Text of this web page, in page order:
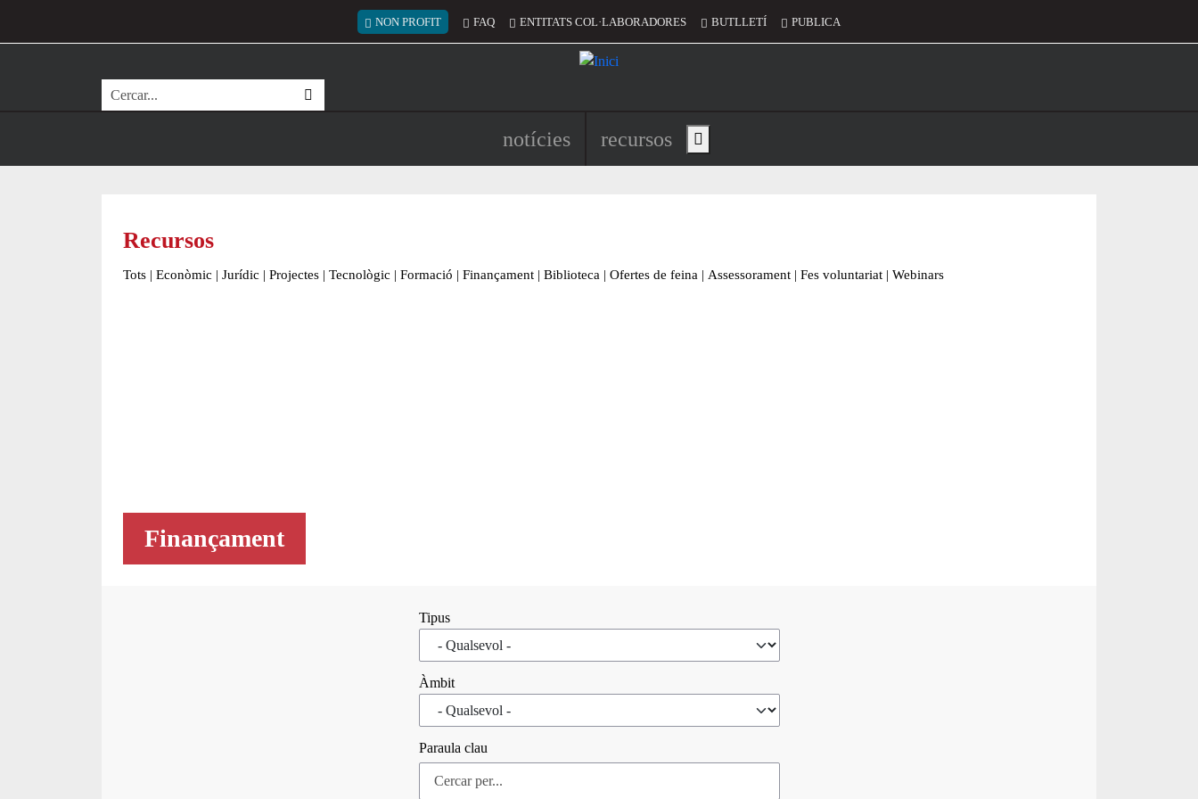
Menú del compte d'usuari
NON PROFIT FAQ ENTITATS COL·LABORADORES BUTLLETÍ PUBLICA
Cerca
Navegació principal de l'encapçalament
notícies recursos Show main menu
Recursos
Tots | Econòmic | Jurídic | Projectes | Tecnològic | Formació | Finançament | Biblioteca | Ofertes de feina | Assessorament | Fes voluntariat | Webinars
Finançament
Tipus
Àmbit
Paraula clau